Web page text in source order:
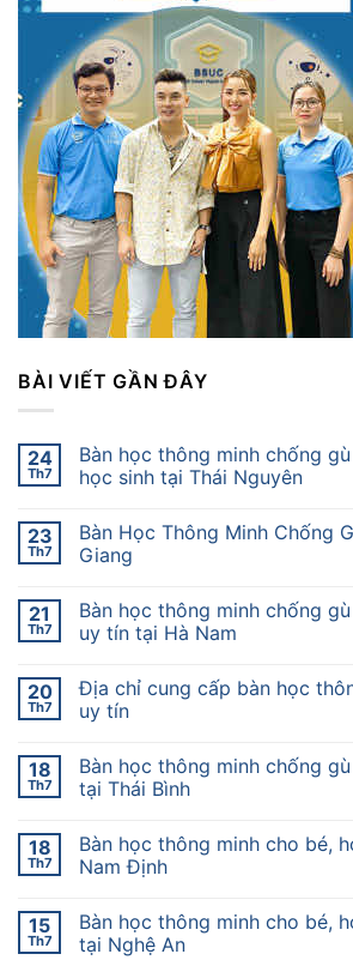
BÀI VIẾT GẦN ĐÂY
24
Th7
Bàn học thông minh chống
học sinh tại Thái Nguyên
23
Th7
Bàn Học Thông Minh Chống
Giang
21
Th7
Bàn học thông minh chống
uy tín tại Hà Nam
20
Th7
Địa chỉ cung cấp bàn học
uy tín
18
Th7
Bàn học thông minh chống
tại Thái Bình
18
Th7
Bàn học thông minh cho bé,
Nam Định
15
Th7
Bàn học thông minh cho bé,
tại Nghệ An